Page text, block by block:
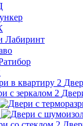
Лабиринт